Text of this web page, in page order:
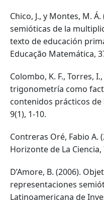
Chico, J., y Montes, M.
semióticas de la
texto de educación
Educação Matemática,
Colombo, K. F., Torres,
trigonometría como
contenidos prácticos
9(1), 1-10.
Contreras Oré, Fabio A.
Horizonte de La Ciencia,
D’Amore, B. (2006).
representaciones
Latinoamericana de